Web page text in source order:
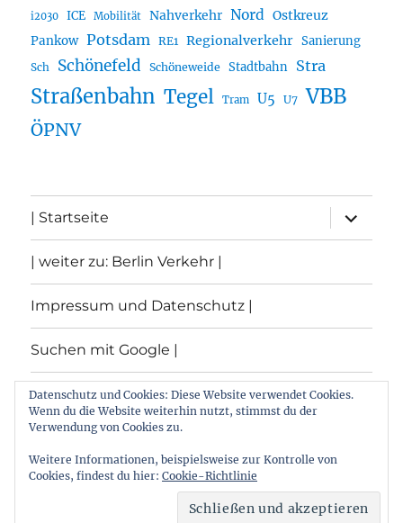
i2030 ICE Mobilität Nahverkehr Nord Ostkreuz
Pankow Potsdam RE1 Regionalverkehr Sanierung
Sch Schönefeld Schöneweide Stadtbahn Stra
Straßenbahn Tegel Tram U5 U7 VBB
ÖPNV
| Startseite
öffnen
| weiter zu: Berlin Verkehr |
Impressum und Datenschutz |
Suchen mit Google |
Themen
Archiv von: Berlin:Verkehr
Stolz präsentiert von
Datenschutz und Cookies: Diese Website verwendet Cookies.
Wenn du die Website weiterhin nutzt, stimmst du der
Verwendung von Cookies zu.
Weitere Informationen, beispielsweise zur Kontrolle von
Cookies, findest du hier: Cookie-Richtlinie